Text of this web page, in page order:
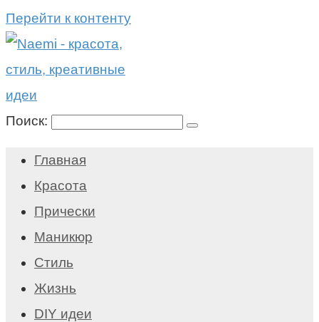
Перейти к контенту
Поиск:
Главная
Красота
Прически
Маникюр
Стиль
Жизнь
DIY идеи